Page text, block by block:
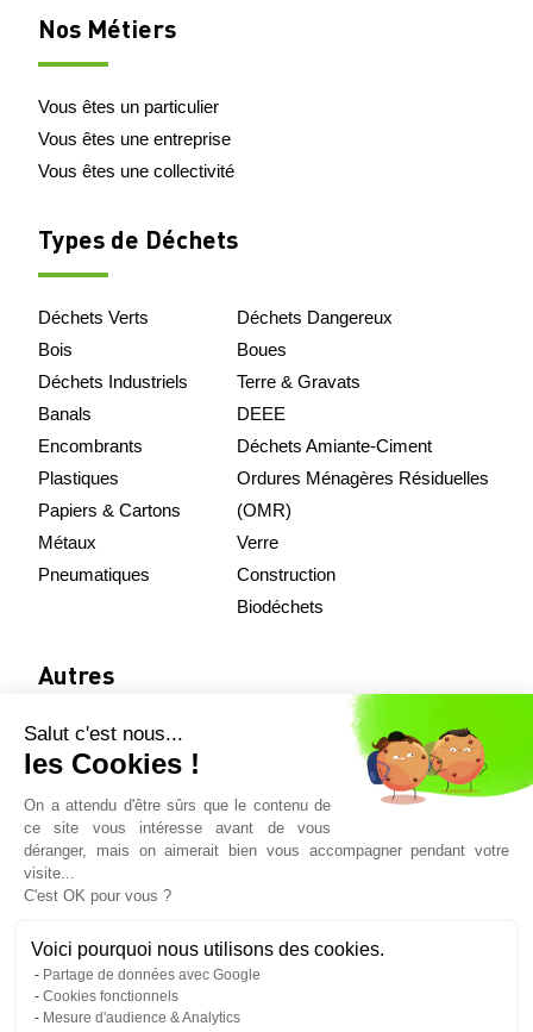
Nos Métiers
Vous êtes un particulier
Vous êtes une entreprise
Vous êtes une collectivité
Types de Déchets
Déchets Verts
Bois
Déchets Industriels
Banals
Encombrants
Plastiques
Papiers & Cartons
Métaux
Pneumatiques
Déchets Dangereux
Boues
Terre & Gravats
DEEE
Déchets Amiante-Ciment
Ordures Ménagères Résiduelles
(OMR)
Verre
Construction
Biodéchets
Autres
Nos équipements
Actualités
Contact
Téléchargement
Récépissé de transport
Récépissé négoce & courtage
Salut c'est nous...
les Cookies !
On a attendu d'être sûrs que le contenu de
ce site vous intéresse avant de vous
déranger, mais on aimerait bien vous accompagner pendant votre
visite...
C'est OK pour vous ?
Voici pourquoi nous utilisons des cookies.
Partage de données avec Google
Cookies fonctionnels
Mesure d'audience & Analytics